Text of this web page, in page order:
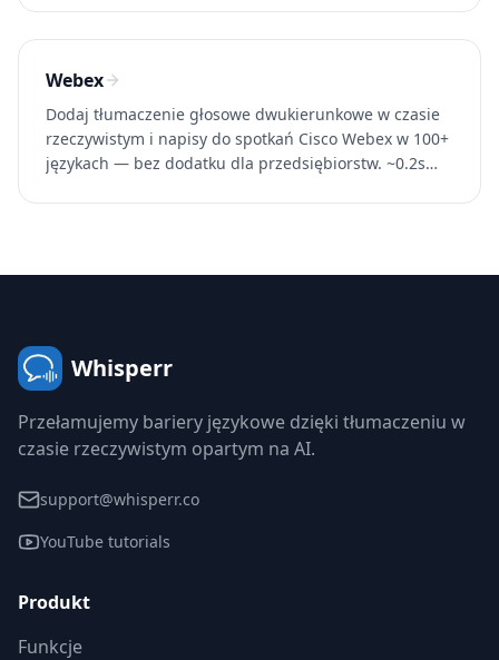
Webex
Dodaj tłumaczenie głosowe dwukierunkowe w czasie
rzeczywistym i napisy do spotkań Cisco Webex w 100+
językach — bez dodatku dla przedsiębiorstw. ~0.2s
Whisperr
Przełamujemy bariery językowe dzięki tłumaczeniu w
czasie rzeczywistym opartym na AI.
support@whisperr.co
YouTube tutorials
Produkt
Funkcje